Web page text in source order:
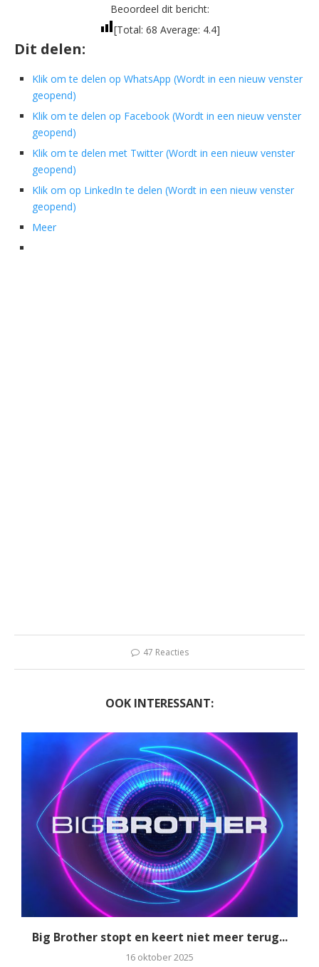
Beoordeel dit bericht:
[Total: 68 Average: 4.4]
Dit delen:
Klik om te delen op WhatsApp (Wordt in een nieuw venster
geopend)
Klik om te delen op Facebook (Wordt in een nieuw venster
geopend)
Klik om te delen met Twitter (Wordt in een nieuw venster
geopend)
Klik om op LinkedIn te delen (Wordt in een nieuw venster
geopend)
Meer
47 Reacties
OOK INTERESSANT:
Big Brother stopt en keert niet meer terug...
16 oktober 2025